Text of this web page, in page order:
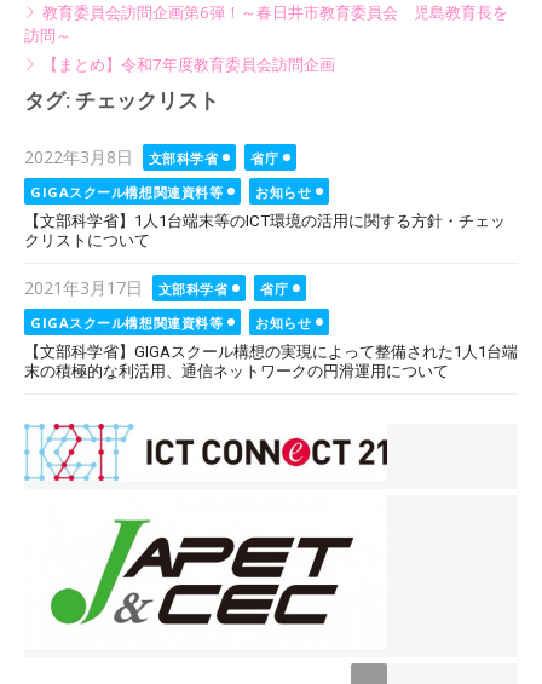
教育委員会訪問企画第6弾！～春日井市教育委員会 児島教育長を
訪問～
【まとめ】令和7年度教育委員会訪問企画
タグ: チェックリスト
Posted
on
2022年3月8日 文部科学省
省庁
GIGAスクール構想関連資料等
お知らせ
【文部科学省】1人1台端末等のICT環境の活用に関する方針・チェッ
クリストについて
Posted
on
2021年3月17日 文部科学省
省庁
GIGAスクール構想関連資料等
お知らせ
【文部科学省】GIGAスクール構想の実現によって整備された1人1台端
末の積極的な利活用、通信ネットワークの円滑運用について